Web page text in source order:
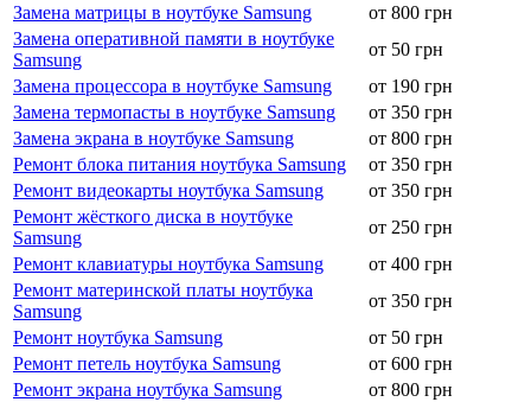
Замена матрицы в ноутбуке Samsung
от 800 грн
Замена оперативной памяти в ноутбуке
Samsung
от 50 грн
Замена процессора в ноутбуке Samsung
от 190 грн
Замена термопасты в ноутбуке Samsung
от 350 грн
Замена экрана в ноутбуке Samsung
от 800 грн
Ремонт блока питания ноутбука Samsung
от 350 грн
Ремонт видеокарты ноутбука Samsung
от 350 грн
Ремонт жёсткого диска в ноутбуке
Samsung
от 250 грн
Ремонт клавиатуры ноутбука Samsung
от 400 грн
Ремонт материнской платы ноутбука
Samsung
от 350 грн
Ремонт ноутбука Samsung
от 50 грн
Ремонт петель ноутбука Samsung
от 600 грн
Ремонт экрана ноутбука Samsung
от 800 грн